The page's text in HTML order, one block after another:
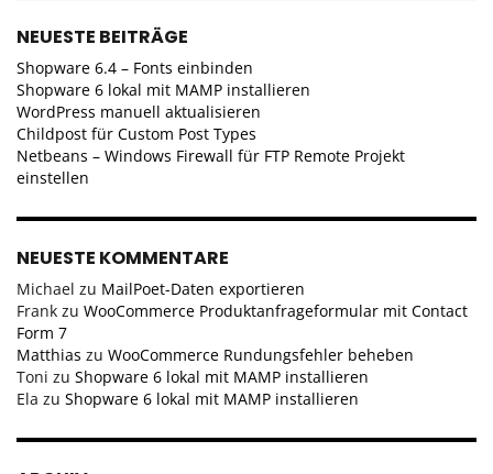
NEUESTE BEITRÄGE
Shopware 6.4 – Fonts einbinden
Shopware 6 lokal mit MAMP installieren
WordPress manuell aktualisieren
Childpost für Custom Post Types
Netbeans – Windows Firewall für FTP Remote Projekt
einstellen
NEUESTE KOMMENTARE
Michael zu MailPoet-Daten exportieren
Frank zu WooCommerce Produktanfrageformular mit Contact
Form 7
Matthias zu WooCommerce Rundungsfehler beheben
Toni zu Shopware 6 lokal mit MAMP installieren
Ela zu Shopware 6 lokal mit MAMP installieren